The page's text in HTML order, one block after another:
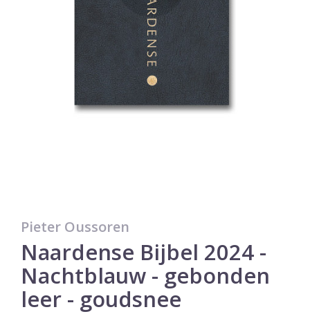
Pieter Oussoren
Naardense Bijbel 2024 -
Nachtblauw - gebonden
leer - goudsnee